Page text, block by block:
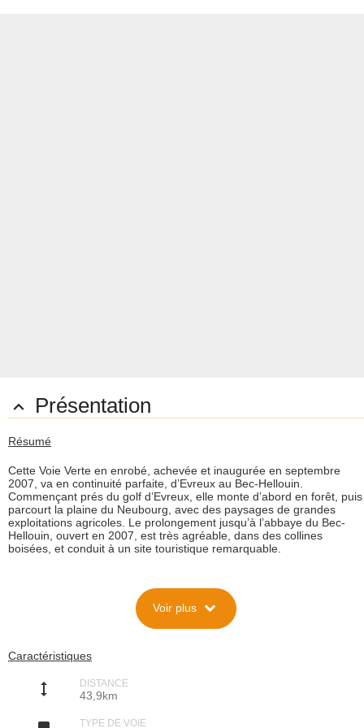
 Présentation
Résumé
Cette Voie Verte en enrobé, achevée et inaugurée en septembre
2007, va en continuité parfaite, d’Evreux au Bec-Hellouin.
Commençant prés du golf d’Evreux, elle monte d’abord en forêt, puis
parcourt la plaine du Neubourg, avec des paysages de grandes
exploitations agricoles. Le prolongement jusqu’à l’abbaye du Bec-
Hellouin, ouvert en 2007, est très agréable, dans des collines
boisées, et conduit à un site touristique remarquable.
Cette Voie Verte a été inaugurée le 15 mars 2004 jusqu’à Le
le 22 septembre 2007, dans le cadre de la Journée nationale des
ancienne voie ferrée une Voie Verte de 41km entre Evreux et Pont-
Authou.
Voies Vertes mis en œuvre depuis 2002, avec deux Véloroutes et
Voir plus expand_more
Caractéristiques
height DISTANCE
43,9km
TYPE DE VOIE